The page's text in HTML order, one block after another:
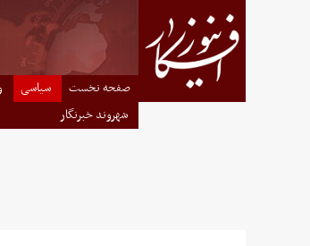
صفحه نخست سیاسی
شهروند خبرنگار